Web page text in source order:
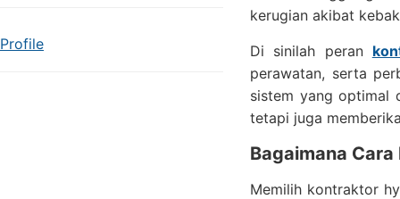
Profile
kerugian akibat
Di sinilah peran
perawatan, serta
sistem yang optimal
tetapi juga
Bagaimana
Memilih kontraktor